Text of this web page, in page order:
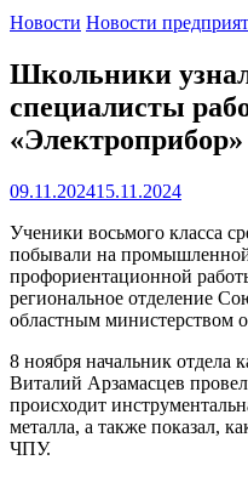
Новости Новости
Школьники
специалисты
«Электроприбор»
09.11.202415.11.2024
Ученики восьмого класса
побывали на
профориентационной
региональное отделение
областным министерством
8 ноября начальник
Виталий Арзамасцев
происходит
металла, а также показал,
ЧПУ.